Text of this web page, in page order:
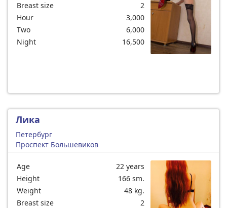
Breast size
2
Hour
3,000
Two
6,000
Night
16,500
Лика
Петербург
Проспект Большевиков
Age
22 years
Height
166 sm.
Weight
48 kg.
Breast size
2